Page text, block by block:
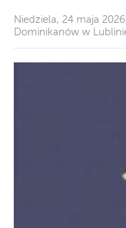
Niedziela, 24 maja
Dominikanów w